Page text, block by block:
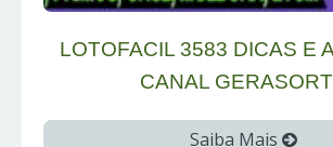
LOTOFACIL 3583 DICAS E
CANAL
Saiba Mais